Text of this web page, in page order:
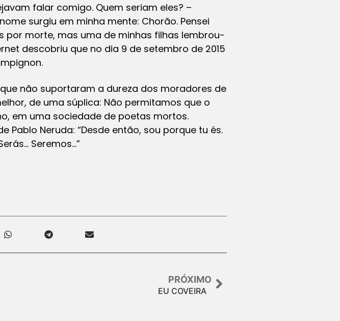
falar comigo. Quem seriam eles? –
surgiu em minha mente: Chorão. Pensei
morte, mas uma de minhas filhas lembrou-
descobriu que no dia 9 de setembro de 2015
não suportaram a dureza dos moradores de
de uma súplica: Não permitamos que o
em uma sociedade de poetas mortos.
Neruda: “Desde então, sou porque tu és.
Seremos…”
PRÓXIMO
EU COVEIRA